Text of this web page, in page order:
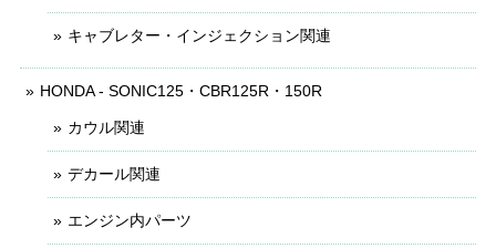
キャブレター・インジェクション関連
HONDA - SONIC125・CBR125R・150R
カウル関連
デカール関連
エンジン内パーツ